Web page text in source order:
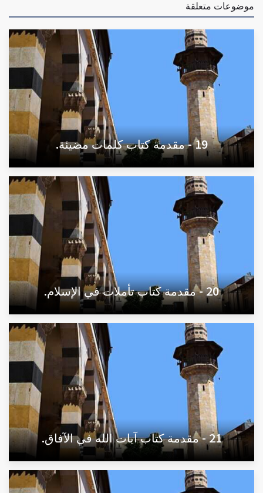
موضوعات متعلقة
19 - مقدمة كتاب كلمات مضيئة.
20 - مقدمة كتاب تأملات في الإسلام.
21 - مقدمة كتاب آيات الله في الآفاق.